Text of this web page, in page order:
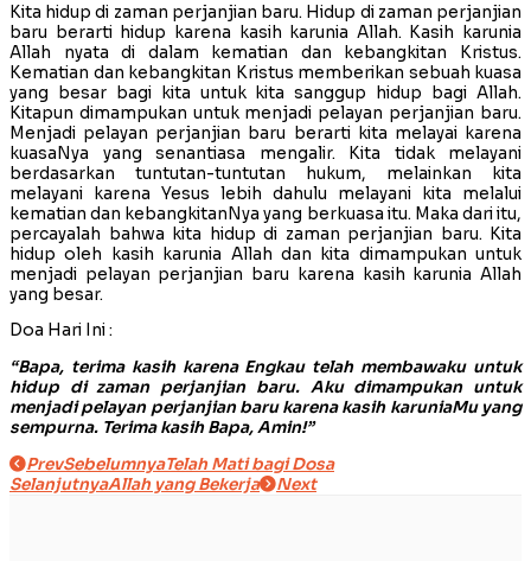
Kita hidup di zaman perjanjian baru. Hidup di zaman perjanjian
baru berarti hidup karena kasih karunia Allah. Kasih karunia
Allah nyata di dalam kematian dan kebangkitan Kristus.
Kematian dan kebangkitan Kristus memberikan sebuah kuasa
yang besar bagi kita untuk kita sanggup hidup bagi Allah.
Kitapun dimampukan untuk menjadi pelayan perjanjian baru.
Menjadi pelayan perjanjian baru berarti kita melayai karena
kuasaNya yang senantiasa mengalir. Kita tidak melayani
berdasarkan tuntutan-tuntutan hukum, melainkan kita
melayani karena Yesus lebih dahulu melayani kita melalui
kematian dan kebangkitanNya yang berkuasa itu. Maka dari itu,
percayalah bahwa kita hidup di zaman perjanjian baru. Kita
hidup oleh kasih karunia Allah dan kita dimampukan untuk
menjadi pelayan perjanjian baru karena kasih karunia Allah
yang besar.
Doa Hari Ini :
“Bapa, terima kasih karena Engkau telah membawaku untuk
hidup di zaman perjanjian baru. Aku dimampukan untuk
menjadi pelayan perjanjian baru karena kasih karuniaMu yang
sempurna. Terima kasih Bapa, Amin!”
PrevSebelumnyaTelah Mati bagi Dosa
SelanjutnyaAllah yang Bekerja Next